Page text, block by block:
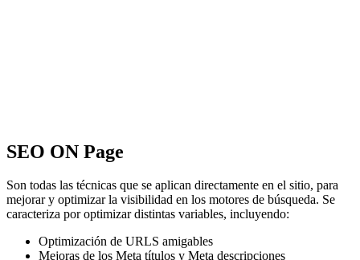
SEO ON Page
Son todas las técnicas que se aplican directamente en el sitio, para
mejorar y optimizar la visibilidad en los motores de búsqueda. Se
caracteriza por optimizar distintas variables, incluyendo:
Optimización de URLS amigables
Mejoras de los Meta títulos y Meta descripciones